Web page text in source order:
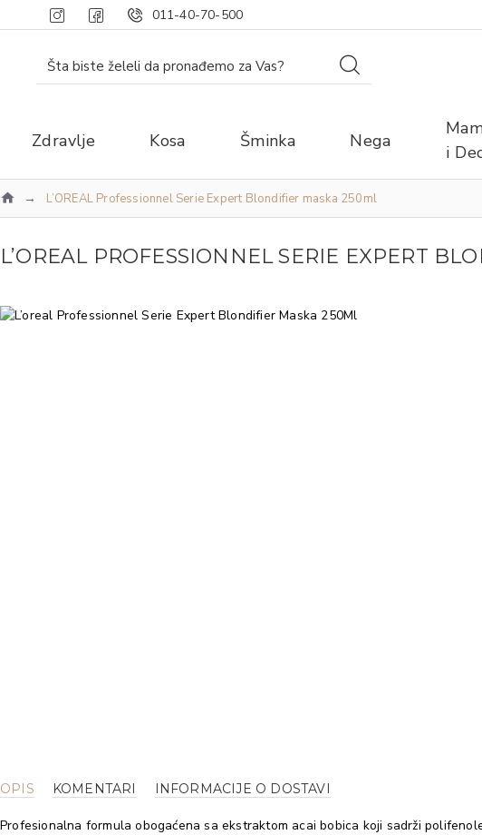
011-40-70-500
Zdravlje Kosa Šminka Nega
i
L’OREAL Professionnel Serie Expert Blondifier maska 250ml
L’OREAL PROFESSIONNEL SERIE EXPERT
OPIS KOMENTARI INFORMACIJE O DOSTAVI
Profesionalna formula obogaćena sa ekstraktom acai bobica koji sadrži